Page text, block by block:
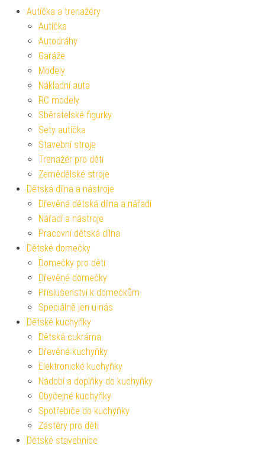
Autíčka a trenažéry
Autíčka
Autodráhy
Garáže
Modely
Nákladní auta
RC modely
Sběratelské figurky
Sety autíčka
Stavební stroje
Trenažér pro děti
Zemědělské stroje
Dětská dílna a nástroje
Dřevěná dětská dílna a nářadí
Nářadí a nástroje
Pracovní dětská dílna
Dětské domečky
Domečky pro děti
Dřevěné domečky
Příslušenství k domečkům
Speciálně jen u nás
Dětské kuchyňky
Dětská cukrárna
Dřevěné kuchyňky
Elektronické kuchyňky
Nádobí a doplňky do kuchyňky
Obyčejné kuchyňky
Spotřebiče do kuchyňky
Zástěry pro děti
Dětské stavebnice